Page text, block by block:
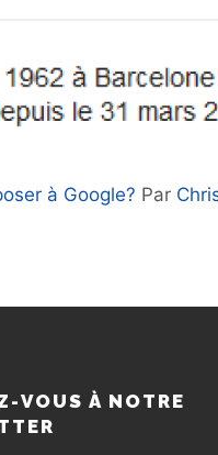
à Google? Par
VOUS À NOTRE